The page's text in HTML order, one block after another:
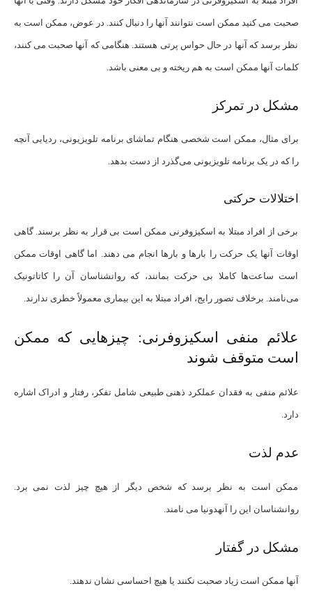
صحبت می کنید ممکن است نتوانند آنها را دنبال کنند. در عوض، ممکن است به
نظر برسد که آنها در حال حواس پرتی هستند. هنگامی که آنها صحبت می کنند،
کلمات آنها ممکن است به هم ریخته و بی معنی باشد.
مشکل در تمرکز
برای مثال، ممکن است شخصی هنگام تماشای برنامه تلویزیونی، ردیابی آنچه
را که در یک برنامه تلویزیونی می‌گذرد از دست بدهد.
اختلالات حرکتی
برخی از افراد مبتلا به اسکیزوفرنی ممکن است بی قرار به نظر برسند. گاهی
اوقات آنها یک حرکت را بارها و بارها انجام می دهند. اما گاهی اوقات ممکن
است ساعت‌ها کاملا بی حرکت بمانند، که روانشناسان آن را کاتاتونیک
می‌نامند. برخلاف تصور رایج، افراد مبتلا به این بیماری معمولاً خطری ندارند.
علائم منفی اسکیزوفرنی: چیزهایی که ممکن
است متوقف شوند
علائم منفی به فقدان عملکرد ذهنی طبیعی شامل تفکر، رفتار و ادراک اشاره
دارد.
عدم لذت
ممکن است به نظر برسد که شخص دیگر از هیچ چیز لذت نمی برد.
روانشناسان این را آنهدونیا می نامند.
مشکل در گفتار
آنها ممکن است زیاد صحبت نکنند یا هیچ احساسی نشان ندهند.